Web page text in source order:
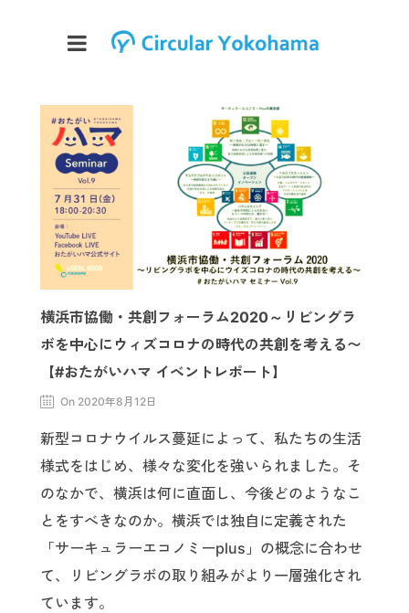
横浜市協働・共創フォーラム2020～リビングラ
ボを中心にウィズコロナの時代の共創を考える〜
【#おたがいハマ イベントレポート】
On 2020年8月12日
新型コロナウイルス蔓延によって、私たちの生活
様式をはじめ、様々な変化を強いられました。そ
のなかで、横浜は何に直面し、今後どのようなこ
とをすべきなのか。横浜では独自に定義された
「サーキュラーエコノミーplus」の概念に合わせ
て、リビングラボの取り組みがより一層強化され
ています。